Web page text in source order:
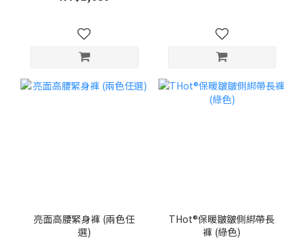
亮面高腰緊身褲 (兩色任
選)
THot®保暖皺皺側綁帶長
褲 (綠色)